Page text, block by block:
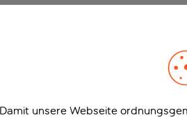
Damit unsere Webseite